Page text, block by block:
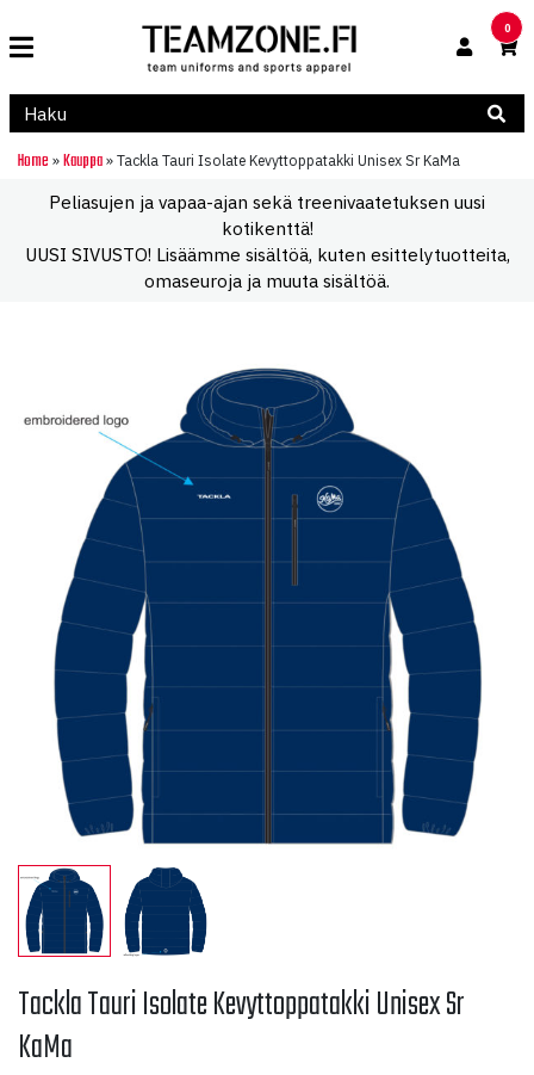
0
Home » Kauppa » Tackla Tauri Isolate Kevyttoppatakki Unisex Sr KaMa
Peliasujen ja vapaa-ajan sekä treenivaatetuksen uusi
kotikenttä!
UUSI SIVUSTO! Lisäämme sisältöä, kuten esittelytuotteita,
omaseuroja ja muuta sisältöä.
Tackla Tauri Isolate Kevyttoppatakki Unisex Sr
KaMa